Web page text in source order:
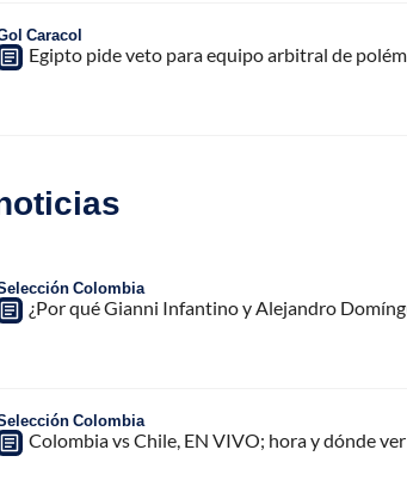
Caracol
Egipto pide veto para equipo arbitral de
Colombia
¿Por qué Gianni Infantino y Alejandro
Colombia
Colombia vs Chile, EN VIVO; hora y dónde